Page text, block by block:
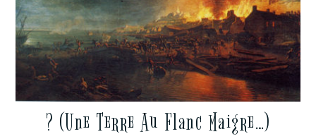
? (Une Terre Au Flanc Maigre…)